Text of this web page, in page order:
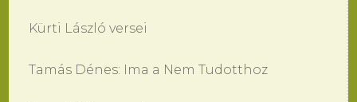
Kürti László versei
Tamás Dénes: Ima a Nem Tudotthoz